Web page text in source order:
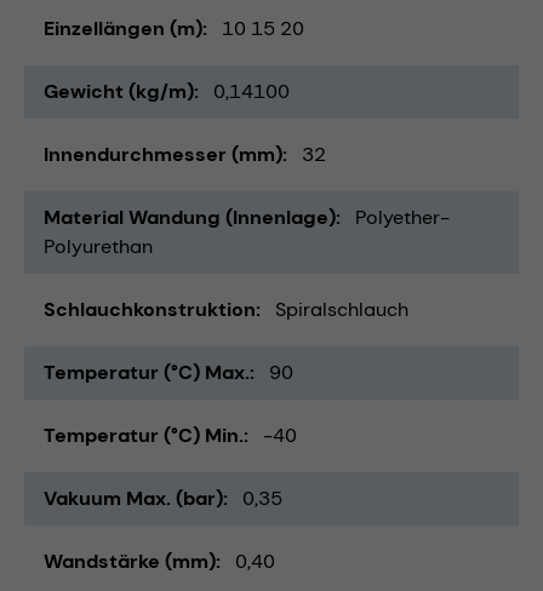
Einzellängen (m) 10 15 20
Gewicht (kg/m) 0,14100
Innendurchmesser (mm) 32
Material Wandung (Innenlage)
Polyether-
Polyurethan
Schlauchkonstruktion Spiralschlauch
Temperatur (°C) Max. 90
Temperatur (°C) Min. -40
Vakuum Max. (bar) 0,35
Wandstärke (mm) 0,40